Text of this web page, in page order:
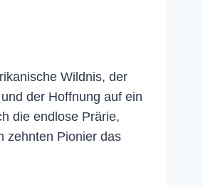
Wildnis, der
der Hoffnung auf ein
die endlose Prärie,
zehnten Pionier das